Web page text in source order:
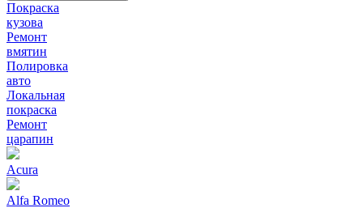
Покраска
кузова
Ремонт
вмятин
Полировка
авто
Локальная
покраска
Ремонт
царапин
Acura
Alfa Romeo